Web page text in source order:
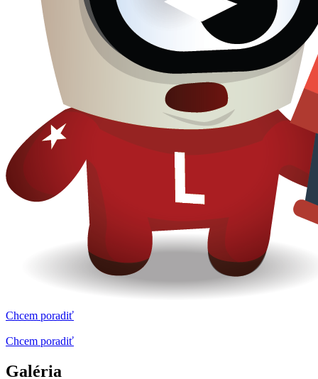
Chcem poradiť
Chcem poradiť
Galéria